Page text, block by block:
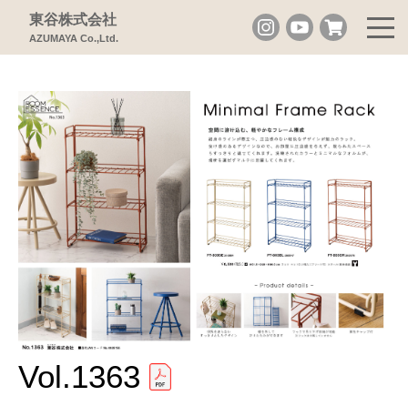
東谷株式会社
AZUMAYA Co.,Ltd.
Vol.1363